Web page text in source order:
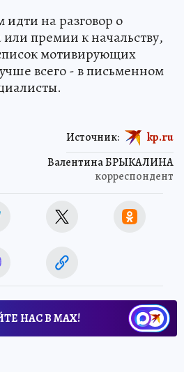
на разговор о
премии к начальству,
мотивирующих
всего - в письменном
Валентина БРЫКАЛИНА
корреспондент
Источник: kp.ru
НАС В МАХ!